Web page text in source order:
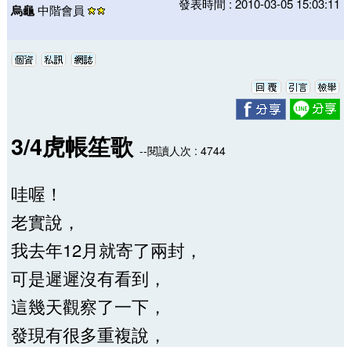
烏龜中階會員 發表時間 : 2010-03-05 15:03:11
3/4虎帳笙歌 --閱讀人次 : 4744
哇喔！
老實說，
我去年12月就寄了兩封，
可是遲遲沒有看到，
這幾天觀察了一下，
發現有很多重複說，